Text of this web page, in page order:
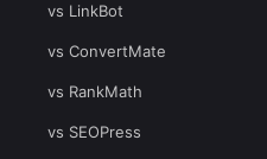
vs LinkBot
vs ConvertMate
vs RankMath
vs SEOPress